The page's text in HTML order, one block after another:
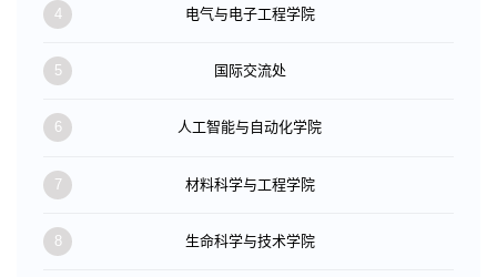
4 电气与电子工程学院
5 国际交流处
6 人工智能与自动化学院
7 材料科学与工程学院
8 生命科学与技术学院